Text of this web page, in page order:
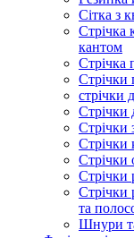
Сітка з
Стрічка
кантом
Стрічка
Стрічки
стрічки
Стрічки
Стрічки
Стрічки
Стрічки
Стрічки
Стрічки
та
Шнури